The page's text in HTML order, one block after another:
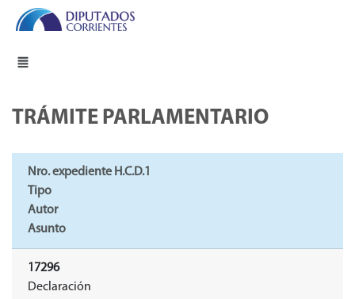
TRÁMITE PARLAMENTARIO
Nro. expediente H.C.D.1
Tipo
Autor
Asunto
17296
Declaración